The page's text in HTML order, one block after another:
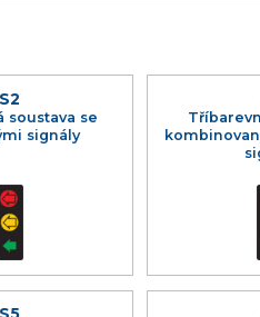
S2
soustava se
signály